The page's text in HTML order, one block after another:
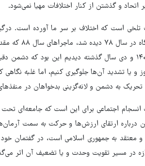
اتحاد و گذشتن از کنار اختلافات مهیا نمی‌شود.
واقعه
در وقایع تأسفبار پاییز ۱۴۰۱ و دی سال گذشته دیدیم این
و یا تشدید آن‌ها جلوگیری کنیم، اما غلبه
به دشمن و لانه‌گزینی بدخواهان در
اجتماعی برای این است که جامعه‌ای
درباره ارتقای ارزش‌ها و حرکت به سمت
و معتقد به جمهوری اسلامی است، در گفتمان
در مسیر تقویت وحدت و یا تضعیف آن اثر
عراقچی: خونخواهی رهبرمان را نه
می‌بخشیم فراموش می‌کنیم